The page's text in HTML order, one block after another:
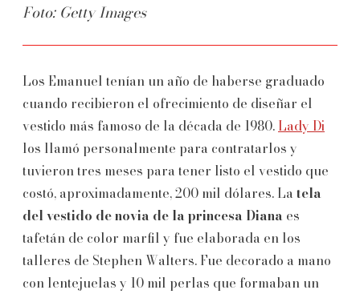
Foto: Getty Images
Los Emanuel tenían un año de haberse graduado
cuando recibieron el ofrecimiento de diseñar el
vestido más famoso de la década de 1980. Lady Di
los llamó personalmente para contratarlos y
tuvieron tres meses para tener listo el vestido que
costó, aproximadamente, 200 mil dólares. La tela
del vestido de novia de la princesa Diana es
tafetán de color marfil y fue elaborada en los
talleres de Stephen Walters. Fue decorado a mano
con lentejuelas y 10 mil perlas que formaban un